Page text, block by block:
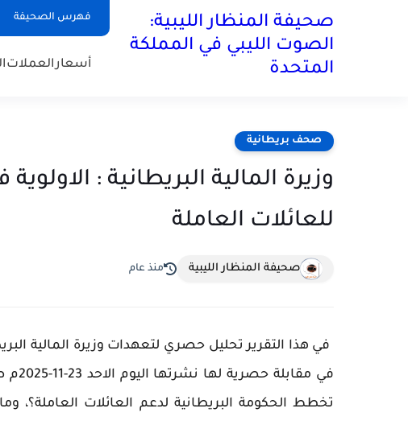
فهرس الصحيفة
صحيفة المنظار الليبية:
الصوت الليبي في المملكة
المتحدة
أسعارالعملات
صحف بريطانية
وزيرة المالية البريطانية :
للعائلات العاملة
صحيفة المنظار الليبية منذ عام
في
تخطط الحكومة البريطانية لدعم العائلات